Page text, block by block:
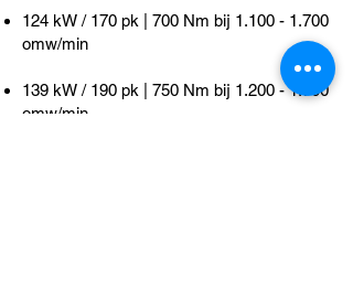
124 kW / 170 pk | 700 Nm bij 1.100 - 1.700
omw/min
139 kW / 190 pk | 750 Nm bij 1.200 - 1.700
omw/min